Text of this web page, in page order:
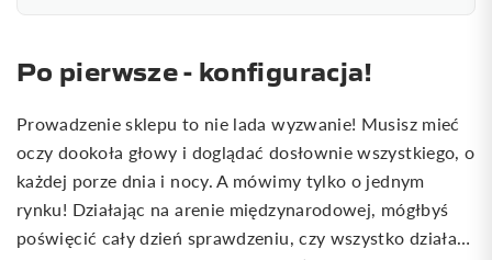
Po pierwsze - konfiguracja!
Prowadzenie sklepu to nie lada wyzwanie! Musisz mieć
oczy dookoła głowy i doglądać dosłownie wszystkiego, o
każdej porze dnia i nocy. A mówimy tylko o jednym
rynku! Działając na arenie międzynarodowej, mógłbyś
poświęcić cały dzień sprawdzeniu, czy wszystko działa…